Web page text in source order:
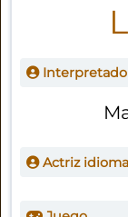
Actriz